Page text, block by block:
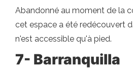
Abandonné au moment de la
cet espace a été redécouvert
n'est accessible qu'à pied.
7- Barranquilla